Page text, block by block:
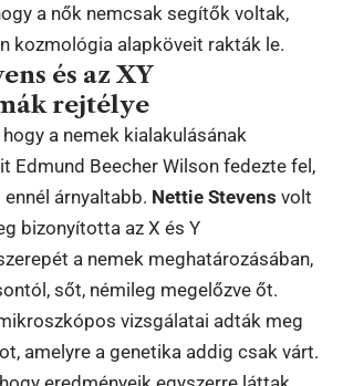
a nők nemcsak segítők voltak,
kozmológia alapköveit rakták le.
és az XY
rejtélye
a nemek kialakulásának
Edmund Beecher Wilson fedezte fel,
árnyaltabb. Nettie Stevens volt
bizonyította az X és Y
a nemek meghatározásában,
sőt, némileg megelőzve őt.
vizsgálatai adták meg
amelyre a genetika addig csak várt.